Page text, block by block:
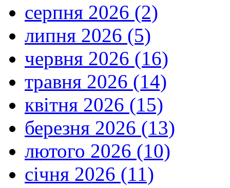
серпня 2026 (2)
липня 2026 (5)
червня 2026 (16)
травня 2026 (14)
квітня 2026 (15)
березня 2026 (13)
лютого 2026 (10)
січня 2026 (11)